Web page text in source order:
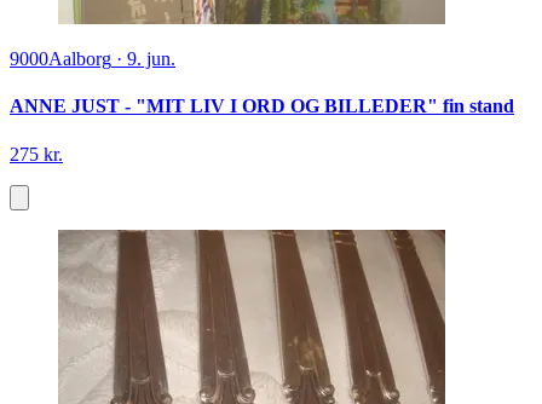
9000Aalborg · 9. jun.
ANNE JUST - "MIT LIV I ORD OG BILLEDER" fin stand
275 kr.